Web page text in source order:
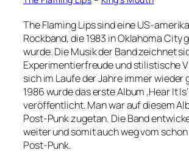
The Flaming Lips sind eine US-
Rockband, die 1983 in Oklahoma City
wurde. Die Musik der Band zeichnet
Experimentierfreude und stilistische
sich im Laufe der Jahre immer wieder
1986 wurde das erste Album ‚Hear It Is‘
veröffentlicht. Man war auf diesem
Post-Punk zugetan. Die Band
weiter und somit auch weg vom
Post-Punk.